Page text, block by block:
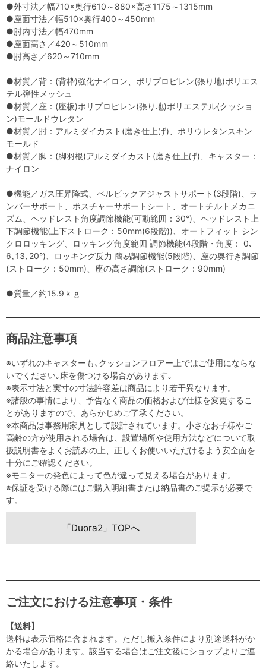
●外寸法／幅710×奥行610～880×高さ1175～1315mm
●座面寸法／幅510×奥行400～450mm
●肘内寸法／幅470mm
●座面高さ／420～510mm
●肘高さ／620～710mm
●材質／背：(背枠)強化ナイロン、ポリプロピレン(張り地)ポリエス
テル弾性メッシュ
●材質／座：(座板)ポリプロピレン(張り地)ポリエステル(クッショ
ン)モールドウレタン
●材質／肘：アルミダイカスト(磨き仕上げ)、ポリウレタンスキン
モールド
●材質／脚：(脚羽根)アルミダイカスト(磨き仕上げ)、キャスター：
ナイロン
●機能／ガス圧昇降式、ペルビックアジャストサポート(3段階)、ラ
ンバーサポート、ポスチャーサポートシート、オートチルトメカニ
ズム、ヘッドレスト角度調節機能(可動範囲：30°)、ヘッドレスト上
下調節機能(上下ストローク：50mm(6段階))、オートフィット シン
クロロッキング、ロッキング角度範囲 調節機能(4段階・角度： 0､
6､13､20°)、ロッキング反力 簡易調節機能(5段階)、座の奥行き調節
(ストローク：50mm)、座の高さ調節(ストローク：90mm)
●質量／約15.9ｋｇ
商品注意事項
※いずれのキャスターも､クッションフロアー上ではご使用にならな
いでください｡床を傷つける場合があります｡
※表示寸法と実寸の寸法許容差は商品により若干異なります。
※諸般の事情により、予告なく商品の価格および仕様を変更するこ
とがありますので、あらかじめご了承ください。
※本商品は事務用家具として設計されています。小さなお子様やご
高齢の方が使用される場合は、設置場所や使用方法などについて取
扱説明書をよくお読みの上、正しくお使いいただけるよう安全面を
十分にご確認ください。
※モニターの発色によって色が違って見える場合があります。
※保証を受ける際にはご購入明細書または納品書のご提示が必要で
す。
「Duora2」TOPへ
ご注文における注意事項・条件
【送料】
送料は表示価格に含まれます。ただし搬入条件により別途送料がか
かる場合があります。該当する場合はご注文後にショップよりご連
絡いたします。